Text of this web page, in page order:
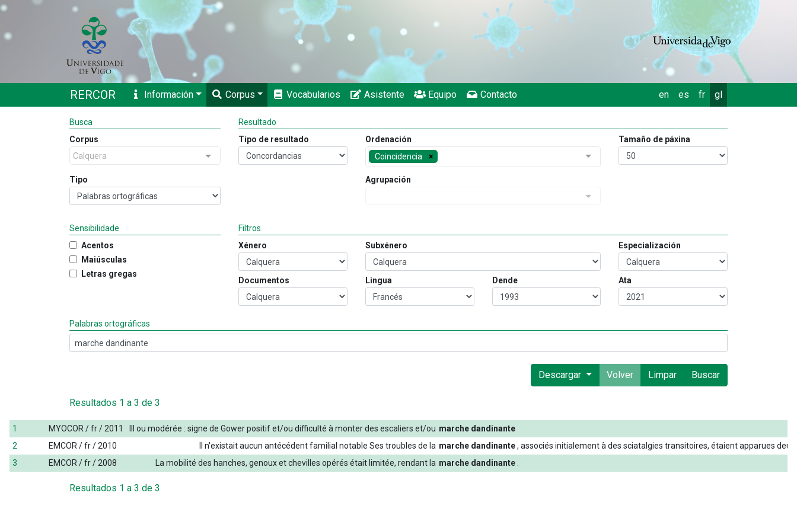
RERCOR Información Corpus Vocabularios Asistente Equipo Contacto en es fr gl
Busca
Corpus
Calquera
Tipo
Resultado
Tipo de resultado
Ordenación
Coincidencia
Tamaño de páxina
Agrupación
Sensibilidade
Acentos
Maiúsculas
Letras gregas
Filtros
Xénero
Subxénero Especialización
Documentos Lingua Dende Ata
Palabras ortográficas
Descargar Volver Limpar Buscar
Resultados 1 a 3 de 3
1 MYOCOR / fr / 2011 ou modérée : signe de Gowerpositifet/ou difficulté à monterdes escaliers et/ou marche dandinante
2
EMCOR / fr / 2010 n'existaitaucun antécédentfamilial notable Ses troubles de la marche dandinante , associés initialementà des sciatalgies transitoires, étaientapparues deux
3
EMCOR / fr / 2008 La mobilité des hanches, genouxetchevilles opérés était limitée, rendant la marche dandinante
Resultados 1 a 3 de 3